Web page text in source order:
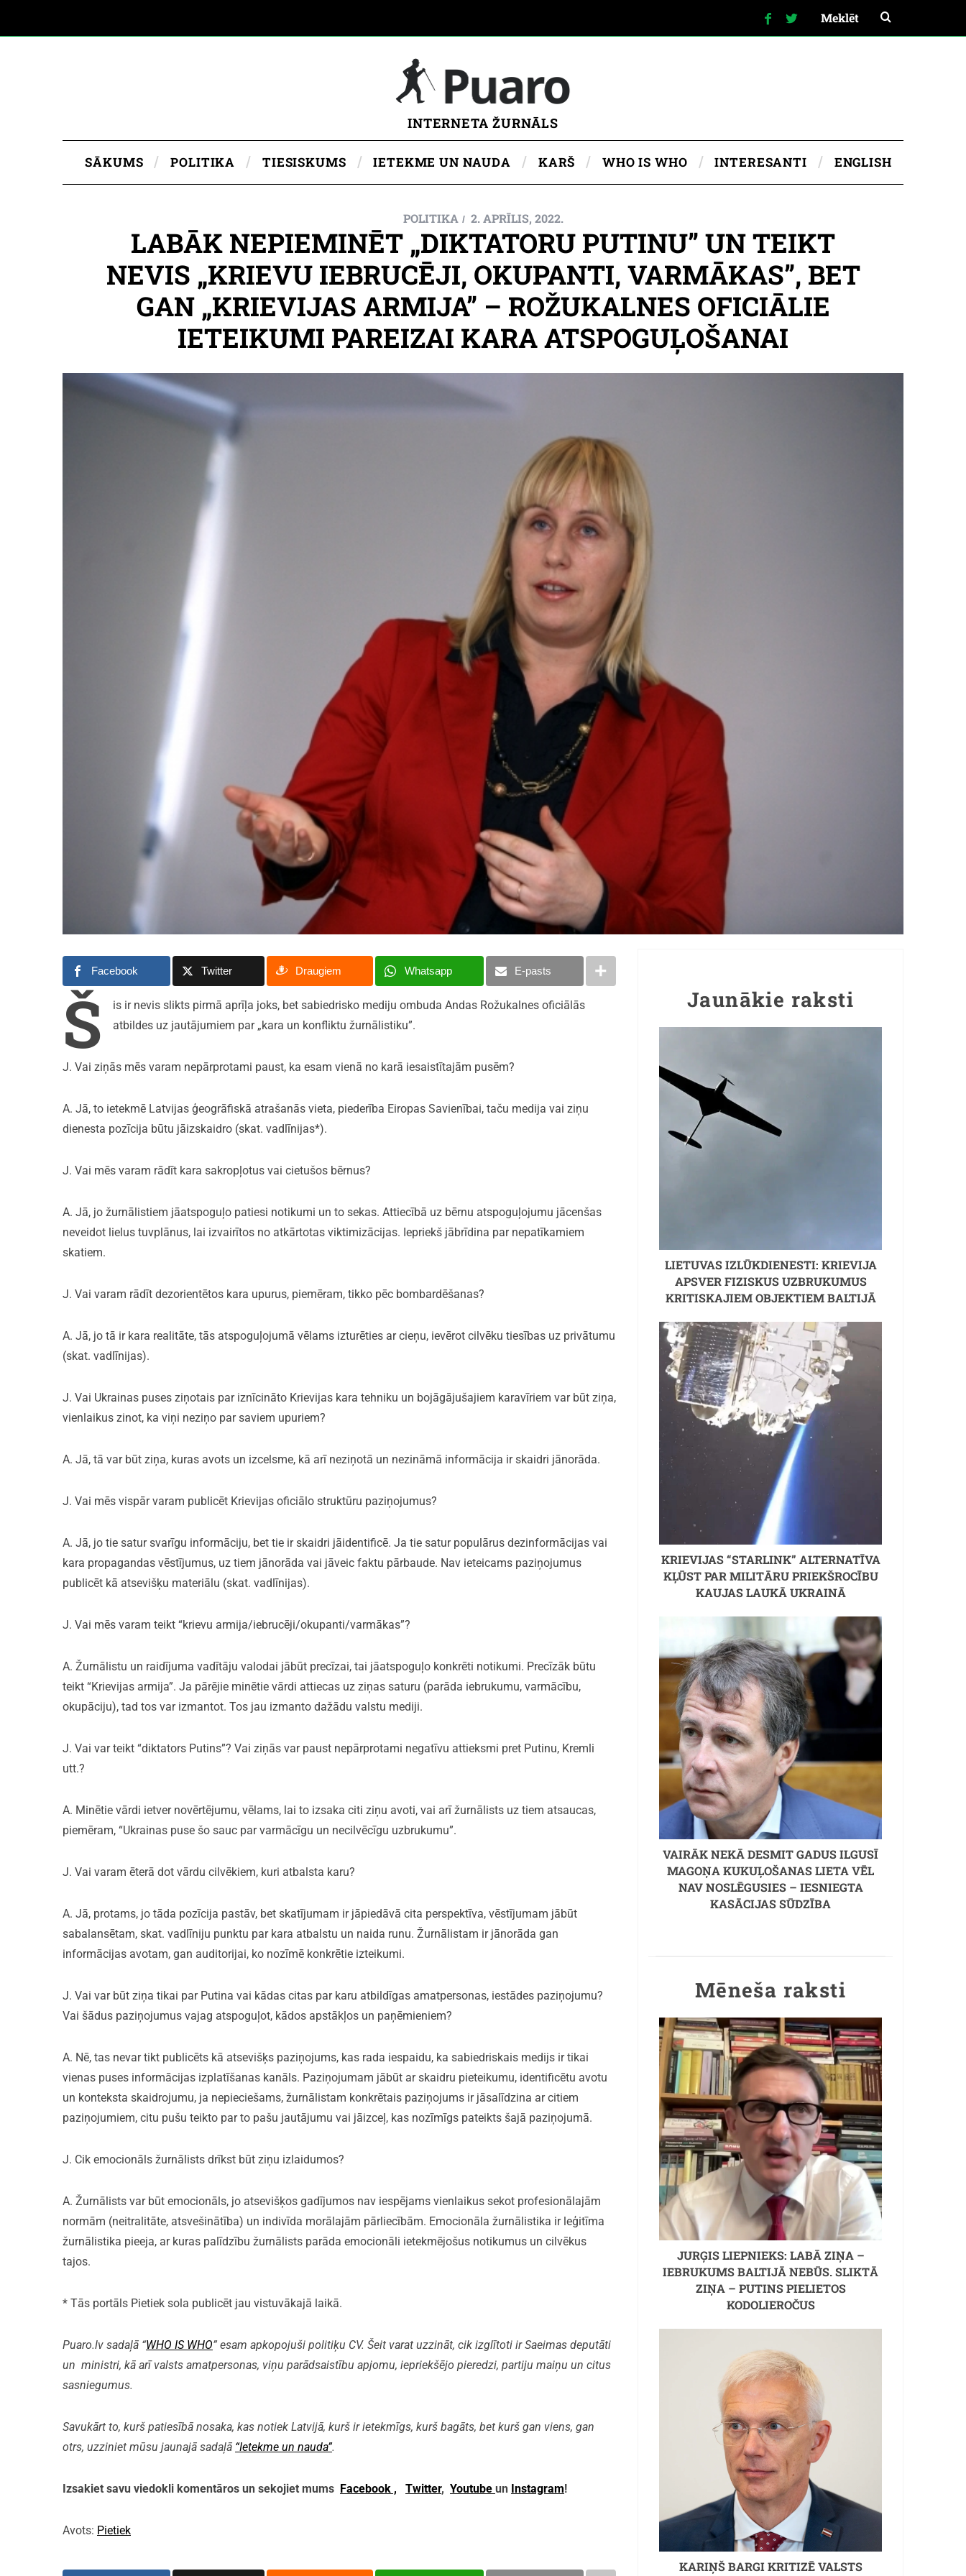
INTERNETA ŽURNĀLS
SĀKUMS POLITIKA TIESISKUMS IETEKME UN NAUDA KARŠ WHO IS WHO INTERESANTI ENGLISH
POLITIKA 2. APRĪLIS, 2022.
LABĀK NEPIEMINĒT „DIKTATORU PUTINU” UN TEIKT
NEVIS „KRIEVU IEBRUCĒJI, OKUPANTI, VARMĀKAS”, BET
GAN „KRIEVIJAS ARMIJA” – ROŽUKALNES OFICIĀLIE
IETEIKUMI PAREIZAI KARA ATSPOGUĻOŠANAI
Facebook Twitter Draugiem Whatsapp E-pasts
Š
is ir nevis slikts pirmā aprīļa joks, bet sabiedrisko mediju ombuda Andas Rožukalnes oficiālās
atbildes uz jautājumiem par „kara un konfliktu žurnālistiku”.
J. Vai ziņās mēs varam nepārprotami paust, ka esam vienā no karā iesaistītajām pusēm?
A. Jā, to ietekmē Latvijas ģeogrāfiskā atrašanās vieta, piederība Eiropas Savienībai, taču medija vai ziņu
dienesta pozīcija būtu jāizskaidro (skat. vadlīnijas*).
J. Vai mēs varam rādīt kara sakropļotus vai cietušos bērnus?
A. Jā, jo žurnālistiem jāatspoguļo patiesi notikumi un to sekas. Attiecībā uz bērnu atspoguļojumu jācenšas
neveidot lielus tuvplānus, lai izvairītos no atkārtotas viktimizācijas. Iepriekš jābrīdina par nepatīkamiem
skatiem.
J. Vai varam rādīt dezorientētos kara upurus, piemēram, tikko pēc bombardēšanas?
A. Jā, jo tā ir kara realitāte, tās atspoguļojumā vēlams izturēties ar cieņu, ievērot cilvēku tiesības uz privātumu
(skat. vadlīnijas).
J. Vai Ukrainas puses ziņotais par iznīcināto Krievijas kara tehniku un bojāgājušajiem karavīriem var būt ziņa,
vienlaikus zinot, ka viņi neziņo par saviem upuriem?
A. Jā, tā var būt ziņa, kuras avots un izcelsme, kā arī neziņotā un nezināmā informācija ir skaidri jānorāda.
J. Vai mēs vispār varam publicēt Krievijas oficiālo struktūru paziņojumus?
A. Jā, jo tie satur svarīgu informāciju, bet tie ir skaidri jāidentificē. Ja tie satur populārus dezinformācijas vai
kara propagandas vēstījumus, uz tiem jānorāda vai jāveic faktu pārbaude. Nav ieteicams paziņojumus
publicēt kā atsevišķu materiālu (skat. vadlīnijas).
J. Vai mēs varam teikt “krievu armija/iebrucēji/okupanti/varmākas”?
A. Žurnālistu un raidījuma vadītāju valodai jābūt precīzai, tai jāatspoguļo konkrēti notikumi. Precīzāk būtu
teikt “Krievijas armija”. Ja pārējie minētie vārdi attiecas uz ziņas saturu (parāda iebrukumu, varmācību,
okupāciju), tad tos var izmantot. Tos jau izmanto dažādu valstu mediji.
J. Vai var teikt “diktators Putins”? Vai ziņās var paust nepārprotami negatīvu attieksmi pret Putinu, Kremli
utt.?
A. Minētie vārdi ietver novērtējumu, vēlams, lai to izsaka citi ziņu avoti, vai arī žurnālists uz tiem atsaucas,
piemēram, “Ukrainas puse šo sauc par varmācīgu un necilvēcīgu uzbrukumu”.
J. Vai varam ēterā dot vārdu cilvēkiem, kuri atbalsta karu?
A. Jā, protams, jo tāda pozīcija pastāv, bet skatījumam ir jāpiedāvā cita perspektīva, vēstījumam jābūt
sabalansētam, skat. vadlīniju punktu par kara atbalstu un naida runu. Žurnālistam ir jānorāda gan
informācijas avotam, gan auditorijai, ko nozīmē konkrētie izteikumi.
J. Vai var būt ziņa tikai par Putina vai kādas citas par karu atbildīgas amatpersonas, iestādes paziņojumu?
Vai šādus paziņojumus vajag atspoguļot, kādos apstākļos un paņēmieniem?
A. Nē, tas nevar tikt publicēts kā atsevišķs paziņojums, kas rada iespaidu, ka sabiedriskais medijs ir tikai
vienas puses informācijas izplatīšanas kanāls. Paziņojumam jābūt ar skaidru pieteikumu, identificētu avotu
un konteksta skaidrojumu, ja nepieciešams, žurnālistam konkrētais paziņojums ir jāsalīdzina ar citiem
paziņojumiem, citu pušu teikto par to pašu jautājumu vai jāizceļ, kas nozīmīgs pateikts šajā paziņojumā.
J. Cik emocionāls žurnālists drīkst būt ziņu izlaidumos?
A. Žurnālists var būt emocionāls, jo atsevišķos gadījumos nav iespējams vienlaikus sekot profesionālajām
normām (neitralitāte, atsvešinātība) un indivīda morālajām pārliecībām. Emocionāla žurnālistika ir leģitīma
žurnālistika pieeja, ar kuras palīdzību žurnālists parāda emocionāli ietekmējošus notikumus un cilvēkus
tajos.
* Tās portāls Pietiek sola publicēt jau vistuvākajā laikā.
Puaro.lv sadaļā “WHO IS WHO” esam apkopojuši politiķu CV. Šeit varat uzzināt, cik izglītoti ir Saeimas deputāti
un ministri, kā arī valsts amatpersonas, viņu parādsaistību apjomu, iepriekšējo pieredzi, partiju maiņu un citus
sasniegumus.
Savukārt to, kurš patiesībā nosaka, kas notiek Latvijā, kurš ir ietekmīgs, kurš bagāts, bet kurš gan viens, gan
otrs, uzziniet mūsu jaunajā sadaļā “Ietekme un nauda”.
Izsakiet savu viedokli komentāros un sekojiet mums Facebook , Twitter, Youtube un Instagram!
Avots: Pietiek
Jaunākie raksti
LIETUVAS IZLŪKDIENESTI: KRIEVIJA
APSVER FIZISKUS UZBRUKUMUS
KRITISKAJIEM OBJEKTIEM BALTIJĀ
KRIEVIJAS “STARLINK” ALTERNATĪVA
KĻŪST PAR MILITĀRU PRIEKŠROCĪBU
KAUJAS LAUKĀ UKRAINĀ
VAIRĀK NEKĀ DESMIT GADUS ILGUSĪ
MAGOŅA KUKUĻOŠANAS LIETA VĒL
NAV NOSLĒGUSIES – IESNIEGTA
KASĀCIJAS SŪDZĪBA
Mēneša raksti
JURĢIS LIEPNIEKS: LABĀ ZIŅA –
IEBRUKUMS BALTIJĀ NEBŪS. SLIKTĀ
ZIŅA – PUTINS PIELIETOS
KODOLIEROČUS
KARIŅŠ BARGI KRITIZĒ VALSTS